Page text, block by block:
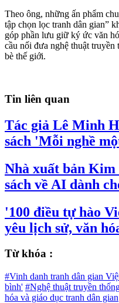
Theo ông, những ấn phẩm
tập chọn lọc tranh dân gian”
góp phần lưu giữ ký ức văn
cầu nối đưa nghệ thuật
bè thế giới.
Tin liên quan
Tác giả Lê Minh
sách 'Mỗi nghề
Nhà xuất bản
sách về AI dành
'100 điều tự hào
yêu lịch sử, văn
Từ khóa :
#Vinh danh tranh dân gian
bình' #Nghệ thuật truyền
hóa và giáo dục tranh dân gian